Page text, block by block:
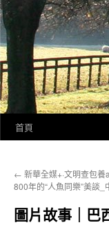
首頁
← 新華全媒+·文明查包
800年的“人魚同樂”美談_
圖片故事｜巴